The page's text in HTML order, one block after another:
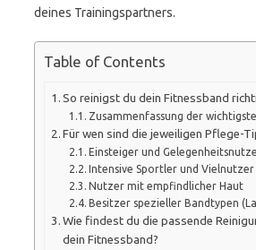
deines Trainingspartners.
Table of Contents
So reinigst du dein Fitnessband
Zusammenfassung der
Für wen sind die jeweiligen Pflege-
Einsteiger und
Intensive Sportler und Vielnutzer
Nutzer mit empfindlicher Haut
Besitzer spezieller Bandtypen
Wie findest du die passende
dein Fitnessband?